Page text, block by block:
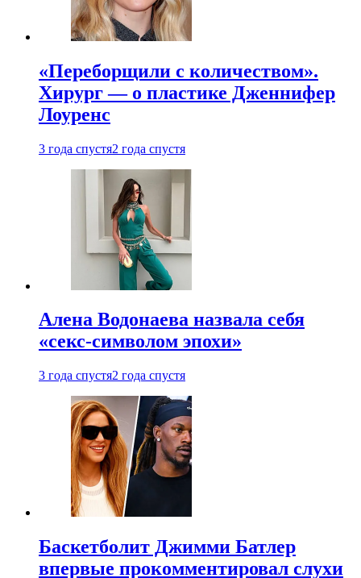
«Переборщили с количеством».
Хирург — о пластике Дженнифер
Лоуренс
3 года спустя2 года спустя
Алена Водонаева назвала себя
«секс-символом эпохи»
3 года спустя2 года спустя
Баскетболит Джимми Батлер
впервые прокомментировал слухи